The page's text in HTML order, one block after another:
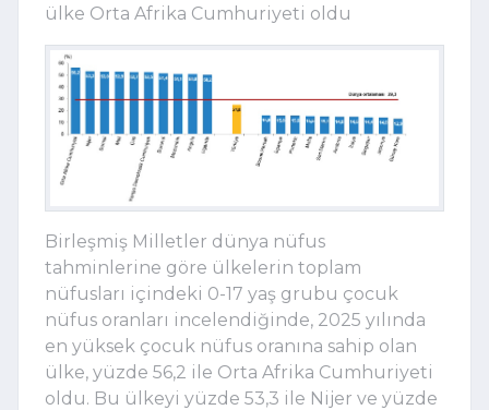
ülke Orta Afrika Cumhuriyeti oldu
Birleşmiş Milletler dünya nüfus
tahminlerine göre ülkelerin toplam
nüfusları içindeki 0-17 yaş grubu çocuk
nüfus oranları incelendiğinde, 2025 yılında
en yüksek çocuk nüfus oranına sahip olan
ülke, yüzde 56,2 ile Orta Afrika Cumhuriyeti
oldu. Bu ülkeyi yüzde 53,3 ile Nijer ve yüzde